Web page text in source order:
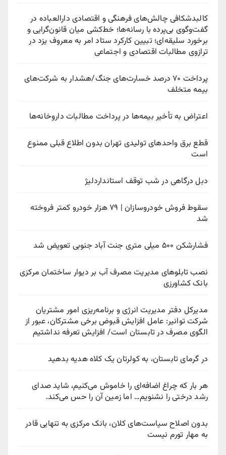
کالبدشکافی چالش‌های فرهنگی و اقتصادی دارالعباده در
گفت‌وگوی بی‌پرده با رسانه‌ها؛ خط‌کشی میان قانون‌گرایی و
برخورد سلیقه‌ای؛ تبیین کارکرد ستاد امر به معروف یزد در
ترازوی مطالبات اقتصادی و اجتماعی
پرداخت ۷۰ درصد خسارت‌های جنگ/هشدار به شرکت‌های
بیمه متخلف
اعتراض به تأخیر بیمه‌ها در پرداخت مطالبات داروخانه‌ها
قطع برق واحدهای تولیدی تهران بدون اطلاع قبلی ممنوع
است
دبل درگاهی در شب توقف استانداردلیژ
سقوط فروش خودروسازان | ۷۹ هزار خودرو کمتر فروخته
شد
فشارشکن ۵۰۰ میلی متری جنت آباد جنوبی تعویض شد
نصب تابلوهای مدیریت مصرف آب بر دیوار ساختمان مرکزی
بانک کشاورزی
مدیرکل دفتر مدیریت انرژی و برنامه‌ریزی امور مشتریان
شرکت توانیر: عامل افزایش قبوض برخی مشترکان، عبور از
الگوی مصرف در تابستان است/ افزایش تعرفه نداشتیم
در گرمای تابستان، به کولرتان یک کلاه هدیه بدهید
هر بار که چراغ اضافه‌ای را خاموش می‌کنیم، شاید صدای
رشد درختی را نشنویم… اما زمین آن را حس می‌کند.
بدون اصلاح سیاست‌های کلان، بانک مرکزی به تنهایی قادر
به مهار تورم نیست